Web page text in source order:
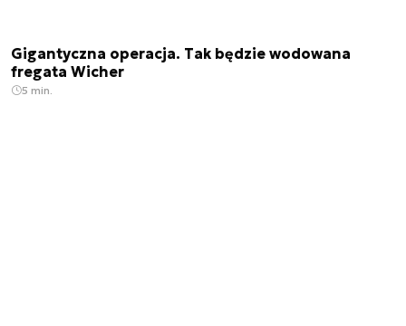
Gigantyczna operacja. Tak będzie wodowana
fregata Wicher
5 min.